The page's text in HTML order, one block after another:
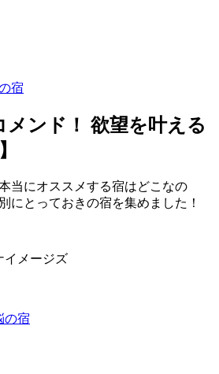
宿
メンド！ 欲望を叶える
当にオススメする宿はどこなの
とっておきの宿を集めました！
イメージズ
の宿